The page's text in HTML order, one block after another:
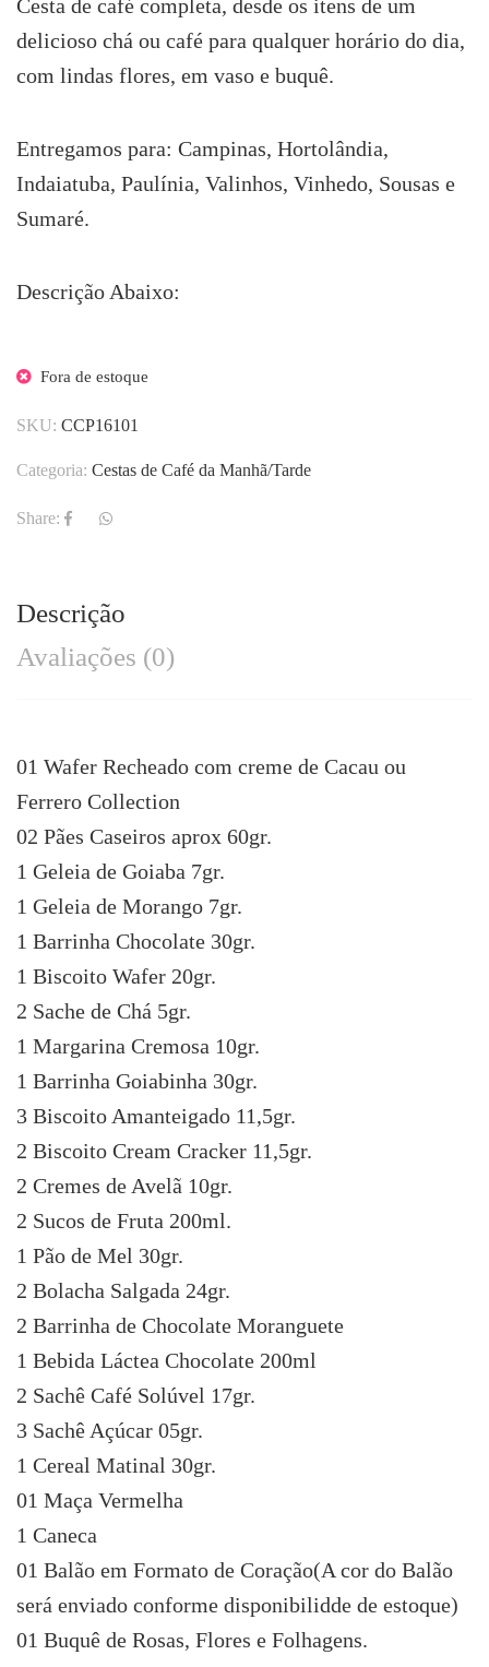
R$211.00.
R$196.40.
Cesta de café completa, desde os itens de um
delicioso chá ou café para qualquer horário do dia,
com lindas flores, em vaso e buquê.
Entregamos para: Campinas, Hortolândia,
Indaiatuba, Paulínia, Valinhos, Vinhedo, Sousas e
Sumaré.
Descrição Abaixo:
Fora de estoque
SKU: CCP16101
Categoria: Cestas de Café da Manhã/Tarde
Share:
Descrição
Avaliações (0)
01 Wafer Recheado com creme de Cacau ou
Ferrero Collection
02 Pães Caseiros aprox 60gr.
1 Geleia de Goiaba 7gr.
1 Geleia de Morango 7gr.
1 Barrinha Chocolate 30gr.
1 Biscoito Wafer 20gr.
2 Sache de Chá 5gr.
1 Margarina Cremosa 10gr.
1 Barrinha Goiabinha 30gr.
3 Biscoito Amanteigado 11,5gr.
2 Biscoito Cream Cracker 11,5gr.
2 Cremes de Avelã 10gr.
2 Sucos de Fruta 200ml.
1 Pão de Mel 30gr.
2 Bolacha Salgada 24gr.
2 Barrinha de Chocolate Moranguete
1 Bebida Láctea Chocolate 200ml
2 Sachê Café Solúvel 17gr.
3 Sachê Açúcar 05gr.
1 Cereal Matinal 30gr.
01 Maça Vermelha
1 Caneca
01 Balão em Formato de Coração(A cor do Balão
será enviado conforme disponibilidde de estoque)
01 Buquê de Rosas, Flores e Folhagens.